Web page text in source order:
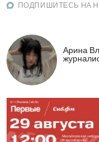
ПОДПИШИТЕСЬ НА
Арина